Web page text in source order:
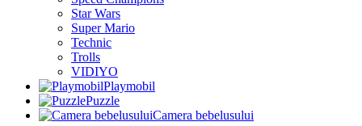
Star Wars
Super Mario
Technic
Trolls
VIDIYO
Playmobil
Puzzle
Camera bebelusului